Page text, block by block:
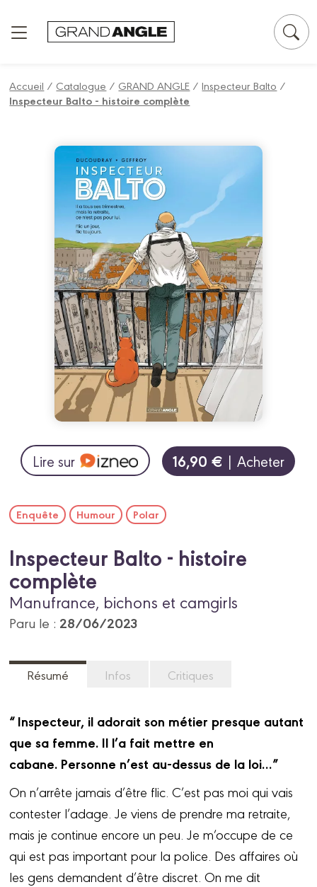
Accueil / Catalogue / GRAND ANGLE /Inspecteur Balto /
Inspecteur Balto - histoire complète
Lire sur 16,90 € | Acheter
Enquête Humour Polar
Inspecteur Balto - histoire
complète
Manufrance, bichons et camgirls
Paru le : 28/06/2023
Résumé Infos Critiques
“ Inspecteur, il adorait son métier presque autant
que sa femme. Il l’a fait mettre en
cabane. Personne n’est au-dessus de la loi…”
On n’arrête jamais d’être flic. C’est pas moi qui vais
contester l’adage. Je viens de prendre ma retraite,
mais je continue encore un peu. Je m’occupe de ce
qui est pas important pour la police. Des affaires où
les gens demandent d’être discret. On me dit